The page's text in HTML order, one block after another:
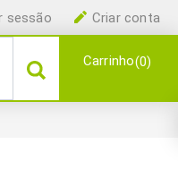
Criar conta
sessão
Carrinho 0